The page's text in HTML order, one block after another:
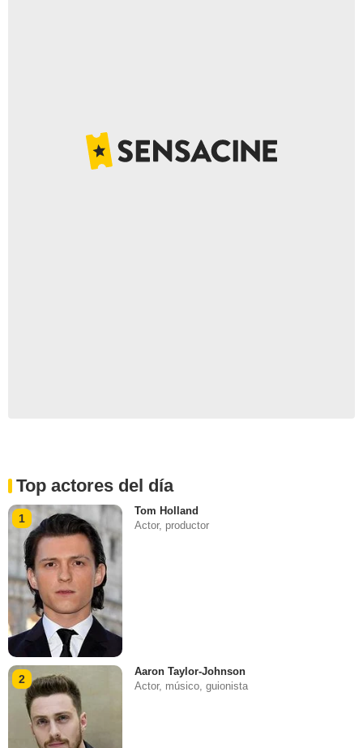
Top actores del día
1
Tom Holland
Actor, productor
2
Aaron Taylor-Johnson
Actor, músico, guionista